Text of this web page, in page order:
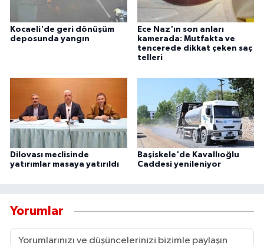
Kocaeli'de geri dönüşüm
deposunda yangın
Ece Naz'ın son anları
kamerada: Mutfakta ve
tencerede dikkat çeken saç
telleri
Dilovası meclisinde
yatırımlar masaya yatırıldı
Başiskele'de Kavallıoğlu
Caddesi yenileniyor
Yorumlar